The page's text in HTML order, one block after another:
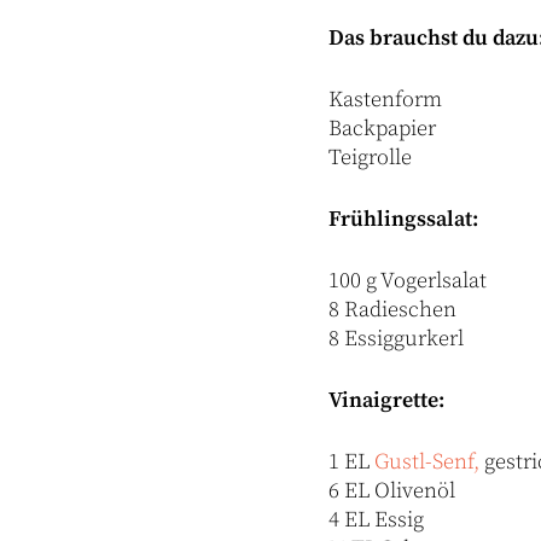
Das brauchst du
Kastenform
Backpapier
Teigrolle
Frühlingssalat:
100 g Vogerlsalat
8 Radieschen
8 Essiggurkerl
Vinaigrette:
1 EL Gustl-Senf,
6 EL Olivenöl
4 EL Essig